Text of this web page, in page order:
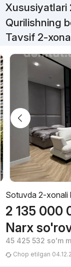
Xususiyatlari
Qurilishning
Tavsif 2-
Sotuvda 2-xonali
2 135 000
Narx
45 425 532 soʻm
Chop etilgan